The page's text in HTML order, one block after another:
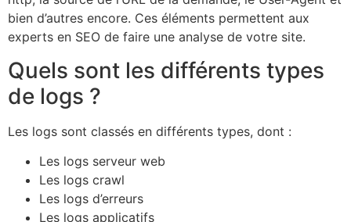
bien d’autres encore. Ces éléments permettent aux
experts en SEO de faire une analyse de votre site.
Quels sont les différents types
de logs ?
Les logs sont classés en différents types, dont :
Les logs serveur web
Les logs crawl
Les logs d’erreurs
Les logs applicatifs